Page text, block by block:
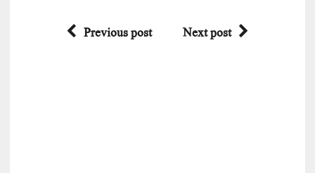
Previous post Next post